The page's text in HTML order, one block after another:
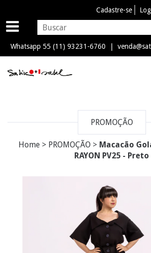
Cadastre-se
Whatsapp 55 (11) 93231-6760 |
PROMOÇÃO
Home > PROMOÇÃO > Macacão
RAYON PV25 - Preto